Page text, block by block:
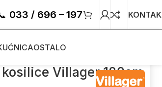
033 / 696 – 197
OSTALO
Villager 120cm